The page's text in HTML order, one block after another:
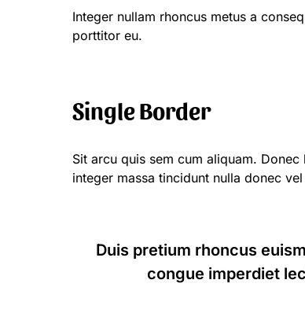
Integer nullam rhoncus metus a
porttitor eu.
Single Border
Sit arcu quis sem cum aliquam.
integer massa tincidunt nulla donec
Duis pretium rhoncus
congue imperdiet